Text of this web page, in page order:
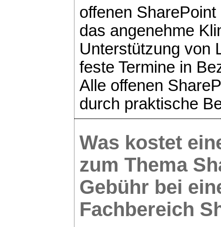
offenen
das angenehme
Unterstützung von
feste Termine in
Alle offenen
durch praktische
Was kostet
zum Thema
Gebühr bei
Fachbereich